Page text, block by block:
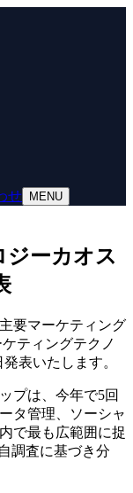
せ MENU
ジーカオス
要マーケティング
ティングテクノ
表いたします。
プは、今年で5回
タ管理、ソーシャ
で最も広範囲に捉
調査に基づき分